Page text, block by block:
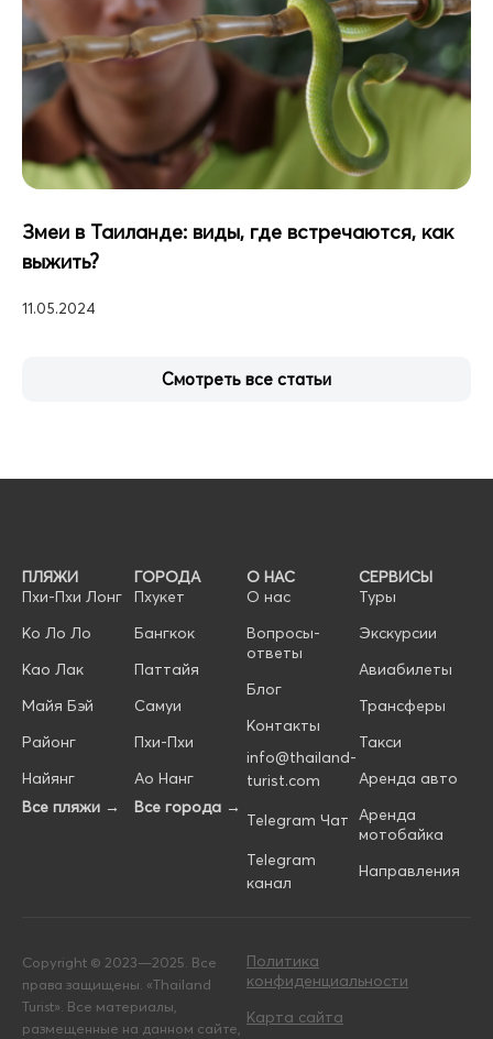
Змеи в Таиланде: виды, где встречаются, как
выжить?
11.05.2024
Смотреть все статьи
ПЛЯЖИ
Пхи-Пхи Лонг
Ко Ло Ло
Као Лак
Майя Бэй
Районг
Найянг
Все пляжи →
ГОРОДА
Пхукет
Бангкок
Паттайя
Самуи
Пхи-Пхи
Ао Нанг
Все города →
О НАС
О нас
Вопросы-
ответы
Блог
Контакты
info@thailand-
turist.com
Telegram Чат
Telegram
канал
СЕРВИСЫ
Туры
Экскурсии
Авиабилеты
Трансферы
Такси
Аренда авто
Аренда
мотобайка
Направления
Copyright © 2023—2025. Все
права защищены. «Thailand
Turist». Все материалы,
размещенные на данном сайте,
Политика
конфиденциальности
Карта сайта